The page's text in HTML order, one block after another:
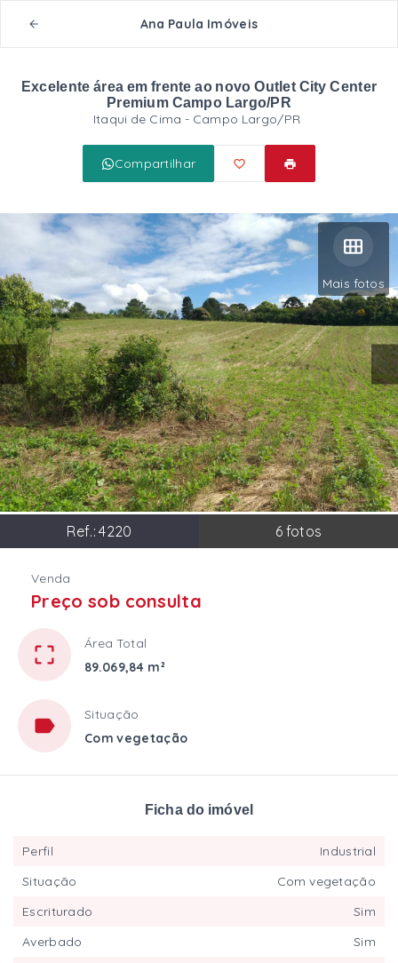
Ana Paula Imóveis
Excelente área em frente ao novo Outlet City Center
Premium Campo Largo/PR
Itaqui de Cima - Campo Largo/PR
Compartilhar
Mais fotos
Ref.:4220 6 fotos
Venda
Preço sob consulta
Área Total
89.069,84 m²
Situação
Com vegetação
Ficha do imóvel
Perfil
Industrial
Situação
Com vegetação
Escriturado
Sim
Averbado
Sim